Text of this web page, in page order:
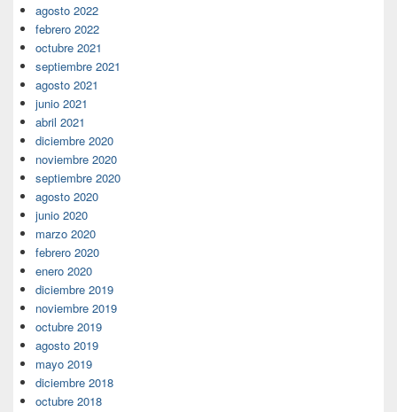
agosto 2022
febrero 2022
octubre 2021
septiembre 2021
agosto 2021
junio 2021
abril 2021
diciembre 2020
noviembre 2020
septiembre 2020
agosto 2020
junio 2020
marzo 2020
febrero 2020
enero 2020
diciembre 2019
noviembre 2019
octubre 2019
agosto 2019
mayo 2019
diciembre 2018
octubre 2018